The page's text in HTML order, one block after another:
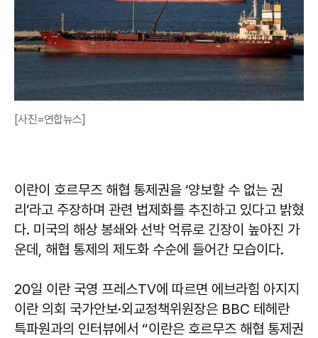
[사진=연합뉴스]
이란이 호르무즈 해협 통제권을 ‘양보할 수 없는 권
리’라고 주장하며 관련 법제화를 추진하고 있다고 밝혔
다. 미국의 해상 봉쇄와 선박 억류로 긴장이 높아진 가
운데, 해협 통제의 제도화 수순에 들어간 모습이다.
20일 이란 국영 프레스TV에 따르면 에브라힘 아지지
이란 의회 국가안보·외교정책위원장은 BBC 테헤란
특파원과의 인터뷰에서 “이란은 호르무즈 해협 통제권